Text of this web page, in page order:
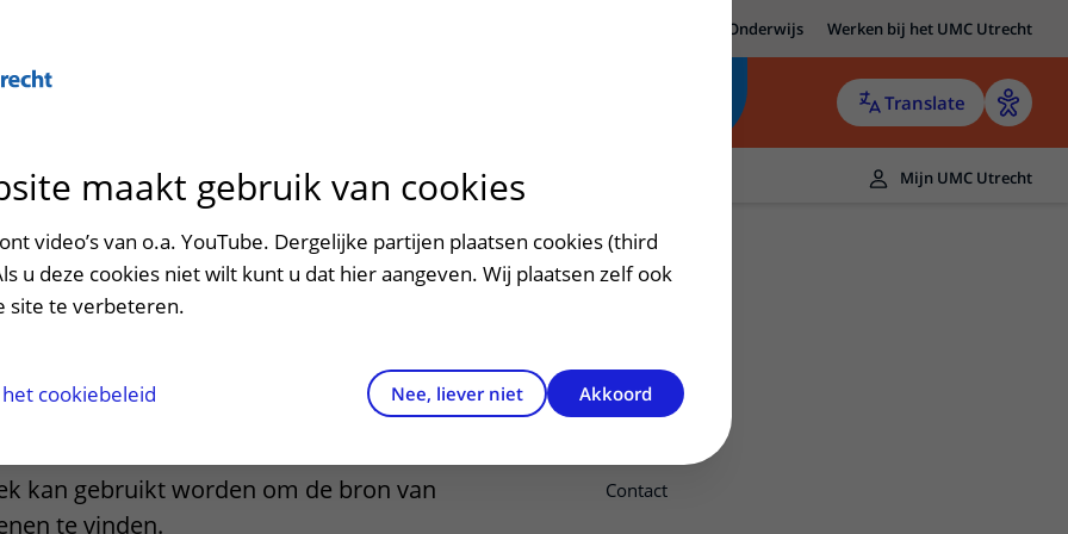
Onderwijs Werken bij het UMC Utrecht
Translate
patiëntportaal
het ziekenhuis
en voorzieningen
en veiligheid
Contact en route
Contactgegevens
Contact met polikliniek
Verwijzers
Teleconsult aanvragen
Zorgverlenersportaal
Mijn UMC Utrecht
voor
Contact
kan gebruikt worden om de bron van
te vinden.
maakt gebruik van cookies
video’s van o.a. YouTube. Dergelijke partijen plaatsen cookies (third
u deze cookies niet wilt kunt u dat hier aangeven. Wij plaatsen zelf ook
site te verbeteren.
cookiebeleid Nee, liever niet Akkoord